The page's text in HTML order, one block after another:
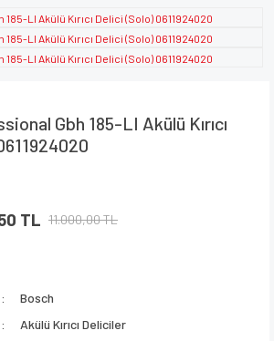
Gbh 185-LI Akülü Kırıcı
TL 11.000,00 TL
Bosch
Akülü Kırıcı Deliciler